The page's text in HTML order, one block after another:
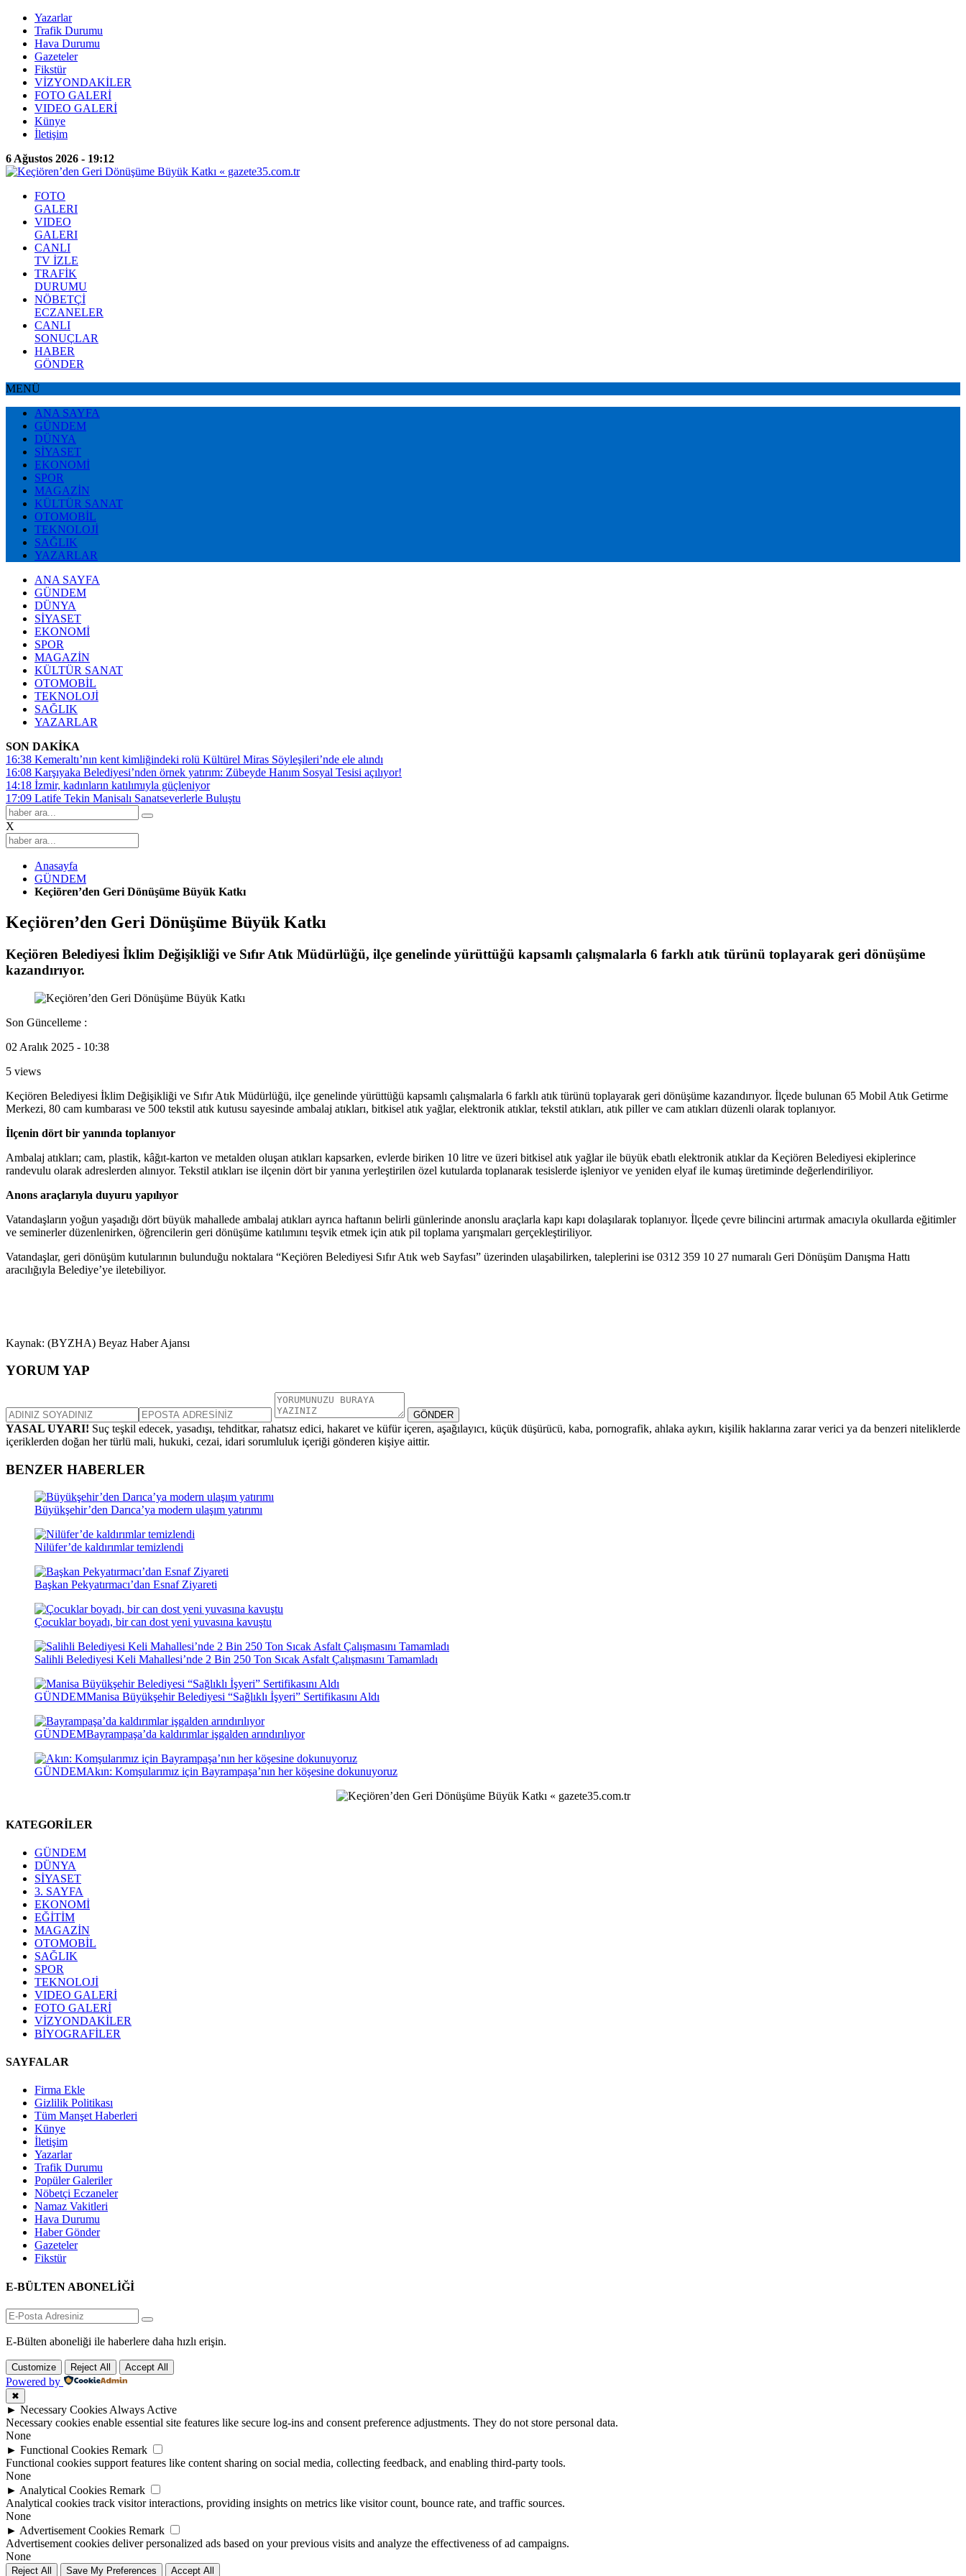
Yazarlar
Trafik Durumu
Hava Durumu
Gazeteler
Fikstür
VİZYONDAKİLER
FOTO GALERİ
VIDEO GALERİ
Künye
İletişim
6 Ağustos 2026 - 19:12
FOTO
GALERI
VIDEO
GALERI
CANLI
TV İZLE
TRAFİK
DURUMU
NÖBETÇİ
ECZANELER
CANLI
SONUÇLAR
HABER
GÖNDER
MENÜ
ANA SAYFA
GÜNDEM
DÜNYA
SİYASET
EKONOMİ
SPOR
MAGAZİN
KÜLTÜR SANAT
OTOMOBİL
TEKNOLOJİ
SAĞLIK
YAZARLAR
ANA SAYFA
GÜNDEM
DÜNYA
SİYASET
EKONOMİ
SPOR
MAGAZİN
KÜLTÜR SANAT
OTOMOBİL
TEKNOLOJİ
SAĞLIK
YAZARLAR
SON DAKİKA
16:38 Kemeraltı’nın kent kimliğindeki rolü Kültürel Miras Söyleşileri’nde ele alındı
16:08 Karşıyaka Belediyesi’nden örnek yatırım: Zübeyde Hanım Sosyal Tesisi açılıyor!
14:18 İzmir, kadınların katılımıyla güçleniyor
17:09 Latife Tekin Manisalı Sanatseverlerle Buluştu
X
Anasayfa
GÜNDEM
Keçiören’den Geri Dönüşüme Büyük Katkı
Keçiören’den Geri Dönüşüme Büyük Katkı
Keçiören Belediyesi İklim Değişikliği ve Sıfır Atık Müdürlüğü, ilçe genelinde yürüttüğü kapsamlı çalışmalarla 6 farklı atık türünü toplayarak geri dönüşüme
kazandırıyor.
Son Güncelleme :
02 Aralık 2025 - 10:38
5 views
Keçiören Belediyesi İklim Değişikliği ve Sıfır Atık Müdürlüğü, ilçe genelinde yürüttüğü kapsamlı çalışmalarla 6 farklı atık türünü toplayarak geri dönüşüme kazandırıyor. İlçede bulunan 65 Mobil Atık Getirme
Merkezi, 80 cam kumbarası ve 500 tekstil atık kutusu sayesinde ambalaj atıkları, bitkisel atık yağlar, elektronik atıklar, tekstil atıkları, atık piller ve cam atıkları düzenli olarak toplanıyor.
İlçenin dört bir yanında toplanıyor
Ambalaj atıkları; cam, plastik, kâğıt-karton ve metalden oluşan atıkları kapsarken, evlerde biriken 10 litre ve üzeri bitkisel atık yağlar ile büyük ebatlı elektronik atıklar da Keçiören Belediyesi ekiplerince
randevulu olarak adreslerden alınıyor. Tekstil atıkları ise ilçenin dört bir yanına yerleştirilen özel kutularda toplanarak tesislerde işleniyor ve yeniden elyaf ile kumaş üretiminde değerlendiriliyor.
Anons araçlarıyla duyuru yapılıyor
Vatandaşların yoğun yaşadığı dört büyük mahallede ambalaj atıkları ayrıca haftanın belirli günlerinde anonslu araçlarla kapı kapı dolaşılarak toplanıyor. İlçede çevre bilincini artırmak amacıyla okullarda eğitimler
ve seminerler düzenlenirken, öğrencilerin geri dönüşüme katılımını teşvik etmek için atık pil toplama yarışmaları gerçekleştiriliyor.
Vatandaşlar, geri dönüşüm kutularının bulunduğu noktalara “Keçiören Belediyesi Sıfır Atık web Sayfası” üzerinden ulaşabilirken, taleplerini ise 0312 359 10 27 numaralı Geri Dönüşüm Danışma Hattı
aracılığıyla Belediye’ye iletebiliyor.
Kaynak: (BYZHA) Beyaz Haber Ajansı
YORUM YAP
GÖNDER
YASAL UYARI! Suç teşkil edecek, yasadışı, tehditkar, rahatsız edici, hakaret ve küfür içeren, aşağılayıcı, küçük düşürücü, kaba, pornografik, ahlaka aykırı, kişilik haklarına zarar verici ya da benzeri niteliklerde
içeriklerden doğan her türlü mali, hukuki, cezai, idari sorumluluk içeriği gönderen kişiye aittir.
BENZER HABERLER
Büyükşehir’den Darıca’ya modern ulaşım yatırımı
Nilüfer’de kaldırımlar temizlendi
Başkan Pekyatırmacı’dan Esnaf Ziyareti
Çocuklar boyadı, bir can dost yeni yuvasına kavuştu
Salihli Belediyesi Keli Mahallesi’nde 2 Bin 250 Ton Sıcak Asfalt Çalışmasını Tamamladı
GÜNDEMManisa Büyükşehir Belediyesi “Sağlıklı İşyeri” Sertifikasını Aldı
GÜNDEMBayrampaşa’da kaldırımlar işgalden arındırılıyor
GÜNDEMAkın: Komşularımız için Bayrampaşa’nın her köşesine dokunuyoruz
KATEGORİLER
GÜNDEM
DÜNYA
SİYASET
3. SAYFA
EKONOMİ
EĞİTİM
MAGAZİN
OTOMOBİL
SAĞLIK
SPOR
TEKNOLOJİ
VIDEO GALERİ
FOTO GALERİ
VİZYONDAKİLER
BİYOGRAFİLER
SAYFALAR
Firma Ekle
Gizlilik Politikası
Tüm Manşet Haberleri
Künye
İletişim
Yazarlar
Trafik Durumu
Popüler Galeriler
Nöbetçi Eczaneler
Namaz Vakitleri
Hava Durumu
Haber Gönder
Gazeteler
Fikstür
E-BÜLTEN ABONELİĞİ
E-Bülten aboneliği ile haberlere daha hızlı erişin.
Customize Reject All Accept All
Powered by
✖
► Necessary Cookies Always Active
Necessary cookies enable essential site features like secure log-ins and consent preference adjustments. They do not store personal data.
None
► Functional Cookies Remark
Functional cookies support features like content sharing on social media, collecting feedback, and enabling third-party tools.
None
► Analytical Cookies Remark
Analytical cookies track visitor interactions, providing insights on metrics like visitor count, bounce rate, and traffic sources.
None
► Advertisement Cookies Remark
Advertisement cookies deliver personalized ads based on your previous visits and analyze the effectiveness of ad campaigns.
None
Reject All Save My Preferences Accept All